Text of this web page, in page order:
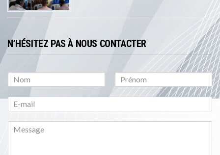
N’HÉSITEZ PAS À NOUS CONTACTER
r
n
o
o